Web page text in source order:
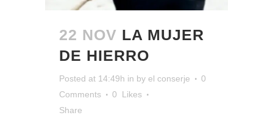
22 NOV LA MUJER
DE HIERRO
Posted at 14:49h in by el conserje
0
Comments
0
Likes
Share